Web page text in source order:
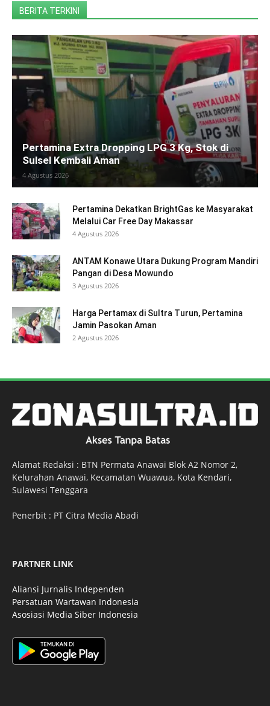
BERITA TERKINI
Pertamina Extra Dropping LPG 3 Kg, Stok di
Sulsel Kembali Aman
4 Agustus 2026
Pertamina Dekatkan BrightGas ke Masyarakat
Melalui Car Free Day Makassar
4 Agustus 2026
ANTAM Konawe Utara Dukung Program Mandiri
Pangan di Desa Mowundo
3 Agustus 2026
Harga Pertamax di Sultra Turun, Pertamina
Jamin Pasokan Aman
2 Agustus 2026
Alamat Redaksi : BTN Permata Anawai Blok A2 Nomor 2,
Kelurahan Anawai, Kecamatan Wuawua, Kota Kendari,
Sulawesi Tenggara
Penerbit : PT Citra Media Abadi
PARTNER LINK
Aliansi Jurnalis Independen
Persatuan Wartawan Indonesia
Asosiasi Media Siber Indonesia